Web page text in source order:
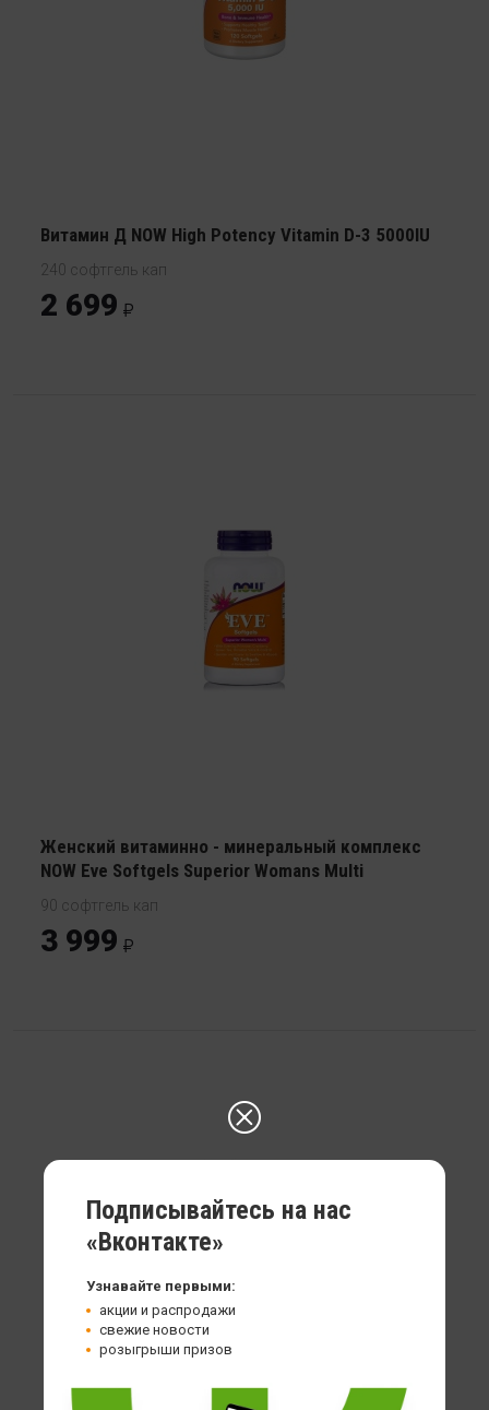
Витамин Д NOW High Potency Vitamin D-3 5000IU
240 софтгель кап
2 699
Женский витаминно - минеральный комплекс
NOW Eve Softgels Superior Womans Multi
90 софтгель кап
3 999
Подписывайтесь на нас
«Вконтакте»
Узнавайте первыми:
акции и распродажи
свежие новости
розыгрыши призов